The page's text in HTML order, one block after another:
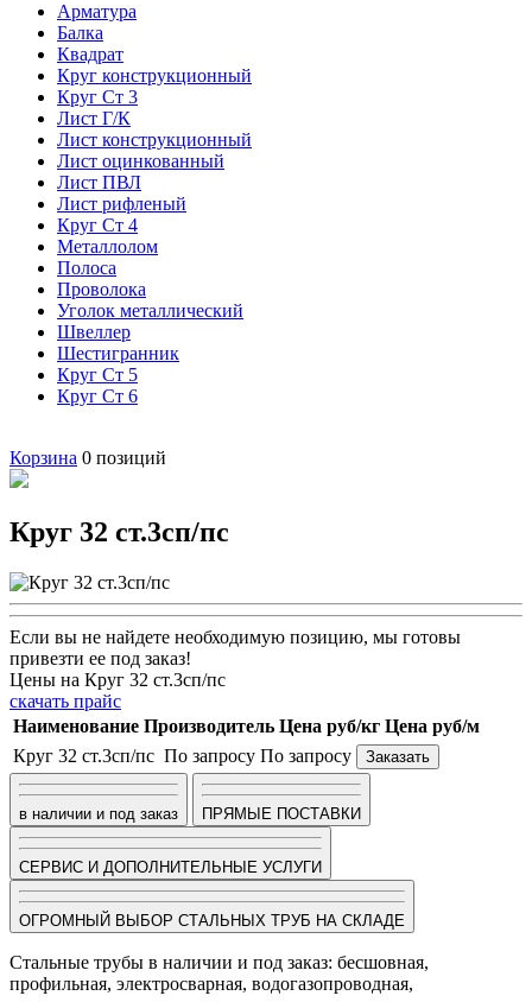
Арматура
Балка
Квадрат
Круг конструкционный
Круг Ст 3
Лист Г/К
Лист конструкционный
Лист оцинкованный
Лист ПВЛ
Лист рифленый
Круг Ст 4
Металлолом
Полоса
Проволока
Уголок металлический
Швеллер
Шестигранник
Круг Ст 5
Круг Ст 6
Корзина 0 позиций
Круг 32 ст.3сп/пс
Если вы не найдете необходимую позицию, мы готовы
привезти ее под заказ!
Цены на Круг 32 ст.3сп/пс
скачать прайс
Наименование Производитель Цена руб/кг Цена руб/м
Круг 32 ст.3сп/пс По запросу По запросу Заказать
в наличии и под заказ ПРЯМЫЕ ПОСТАВКИ
СЕРВИС И ДОПОЛНИТЕЛЬНЫЕ УСЛУГИ
ОГРОМНЫЙ ВЫБОР СТАЛЬНЫХ ТРУБ НА СКЛАДЕ
Стальные трубы в наличии и под заказ: бесшовная,
профильная, электросварная, водогазопроводная,